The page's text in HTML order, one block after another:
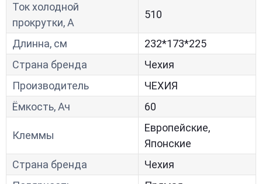
Ток холодной
прокрутки, A
510
Длинна, см
232*173*225
Страна бренда
Чехия
Производитель
ЧЕХИЯ
Ёмкость, Ач
60
Клеммы
Европейские,
Японские
Страна бренда
Чехия